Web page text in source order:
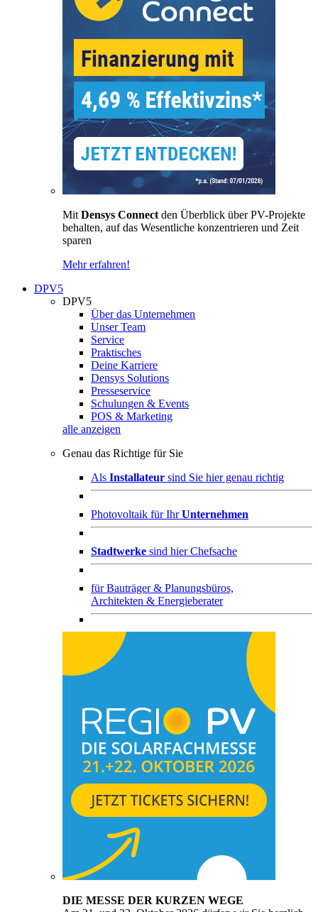
Mit Densys Connect den Überblick über PV-Projekte
behalten, auf das Wesentliche konzentrieren und Zeit
sparen
Mehr erfahren!
DPV5
DPV5
Über das Unternehmen
Unser Team
Service
Praktisches
Deine Karriere
Densys Solutions
Presseservice
Schulungen & Events
POS & Marketing
alle anzeigen
Genau das Richtige für Sie
Als Installateur sind Sie hier genau richtig
Photovoltaik für IhrUnternehmen
Stadtwerke sind hier Chefsache
fürBauträger & Planungsbüros,
Architekten & Energieberater
DIE MESSE DER KURZEN WEGE